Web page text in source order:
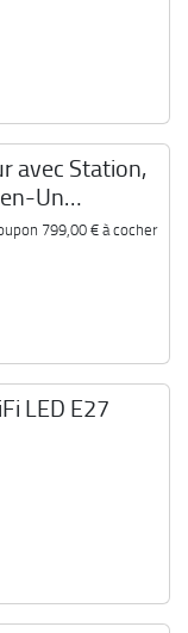
avec Station,
Un
799,00 €à cocher
LED E27